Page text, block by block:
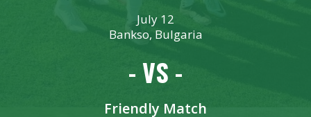
July 12
Bankso, Bulgaria
- VS -
Friendly Match